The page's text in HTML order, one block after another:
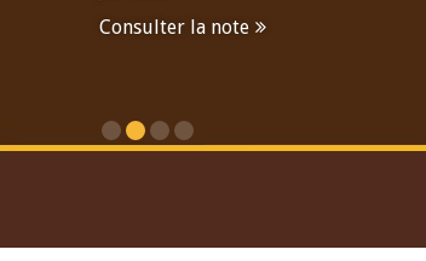
Consulter la note